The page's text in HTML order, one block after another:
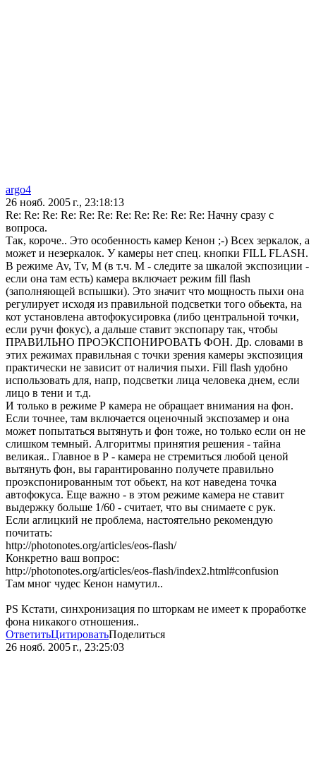
argo4
26 нояб. 2005 г., 23:18:13
Re: Re: Re: Re: Re: Re: Re: Re: Re: Re: Re: Начну сразу с
вопроса.
Так, короче.. Это особенность камер Кенон ;-) Всех зеркалок, а
может и незеркалок. У камеры нет спец. кнопки FILL FLASH.
В режиме Av, Tv, M (в т.ч. M - следите за шкалой экспозиции -
если она там есть) камера включает режим fill flash
(заполняющей вспышки). Это значит что мощность пыхи она
регулирует исходя из правильной подсветки того обьекта, на
кот установлена автофокусировка (либо центральной точки,
если ручн фокус), а дальше ставит экспопару так, чтобы
ПРАВИЛЬНО ПРОЭКСПОНИРОВАТЬ ФОН. Др. словами в
этих режимах правильная с точки зрения камеры экспозиция
практически не зависит от наличия пыхи. Fill flash удобно
использовать для, напр, подсветки лица человека днем, если
лицо в тени и т.д.
И только в режиме Р камера не обращает внимания на фон.
Если точнее, там включается оценочный экспозамер и она
может попытаться вытянуть и фон тоже, но только если он не
слишком темный. Алгоритмы принятия решения - тайна
великая.. Главное в Р - камера не стремиться любой ценой
вытянуть фон, вы гарантированно получете правильно
проэкспонированным тот обьект, на кот наведена точка
автофокуса. Еще важно - в этом режиме камера не ставит
выдержку больше 1/60 - считает, что вы снимаете с рук.
Если аглицкий не проблема, настоятельно рекомендую
почитать:
http://photonotes.org/articles/eos-flash/
Конкретно ваш вопрос:
http://photonotes.org/articles/eos-flash/index2.html#confusion
Там мног чудес Кенон намутил..
PS Кстати, синхронизация по шторкам не имеет к проработке
фона никакого отношения..
ОтветитьЦитироватьПоделиться
26 нояб. 2005 г., 23:25:03